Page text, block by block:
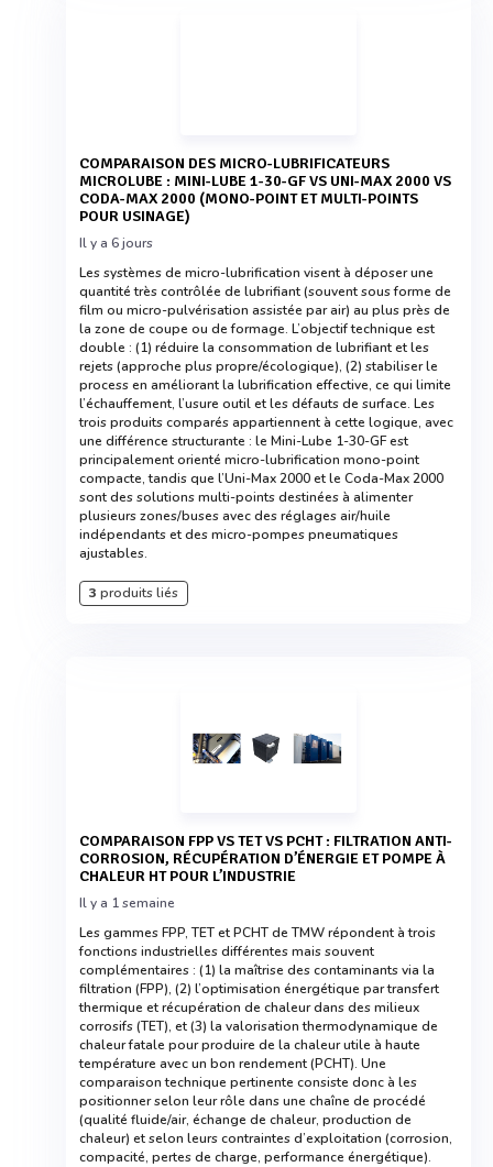
COMPARAISON DES MICRO-LUBRIFICATEURS
MICROLUBE : MINI-LUBE 1-30-GF VS UNI-MAX 2000 VS
CODA-MAX 2000 (MONO-POINT ET MULTI-POINTS
POUR USINAGE)
Il y a 6 jours
Les systèmes de micro-lubrification visent à déposer une
quantité très contrôlée de lubrifiant (souvent sous forme de
film ou micro-pulvérisation assistée par air) au plus près de
la zone de coupe ou de formage. L’objectif technique est
double : (1) réduire la consommation de lubrifiant et les
rejets (approche plus propre/écologique), (2) stabiliser le
process en améliorant la lubrification effective, ce qui limite
l’échauffement, l’usure outil et les défauts de surface. Les
trois produits comparés appartiennent à cette logique, avec
une différence structurante : le Mini-Lube 1-30-GF est
principalement orienté micro-lubrification mono-point
compacte, tandis que l’Uni-Max 2000 et le Coda-Max 2000
sont des solutions multi-points destinées à alimenter
plusieurs zones/buses avec des réglages air/huile
indépendants et des micro-pompes pneumatiques
ajustables.
3 produits liés
COMPARAISON FPP VS TET VS PCHT : FILTRATION ANTI-
CORROSION, RÉCUPÉRATION D’ÉNERGIE ET POMPE À
CHALEUR HT POUR L’INDUSTRIE
Il y a 1 semaine
Les gammes FPP, TET et PCHT de TMW répondent à trois
fonctions industrielles différentes mais souvent
complémentaires : (1) la maîtrise des contaminants via la
filtration (FPP), (2) l’optimisation énergétique par transfert
thermique et récupération de chaleur dans des milieux
corrosifs (TET), et (3) la valorisation thermodynamique de
chaleur fatale pour produire de la chaleur utile à haute
température avec un bon rendement (PCHT). Une
comparaison technique pertinente consiste donc à les
positionner selon leur rôle dans une chaîne de procédé
(qualité fluide/air, échange de chaleur, production de
chaleur) et selon leurs contraintes d’exploitation (corrosion,
compacité, pertes de charge, performance énergétique).